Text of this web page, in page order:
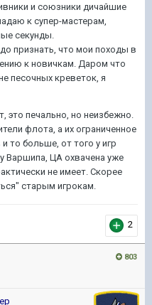
и союзники дичайшие
к супер-мастерам,
секунды.
признать, что мои походы в
к новичкам. Даром что
песочных креветок, я
это печально, но неизбежно.
флота, а их ограниченное
то больше, от того у игр
Варшипа, ЦА охвачена уже
не имеет. Скорее
старым игрокам.
2
803